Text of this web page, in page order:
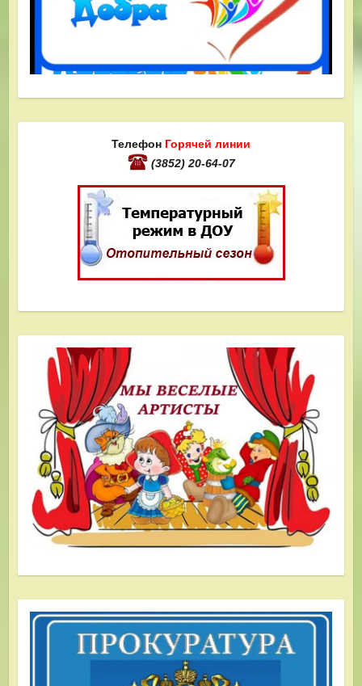
Телефон Горячей линии
(3852) 20-64-07